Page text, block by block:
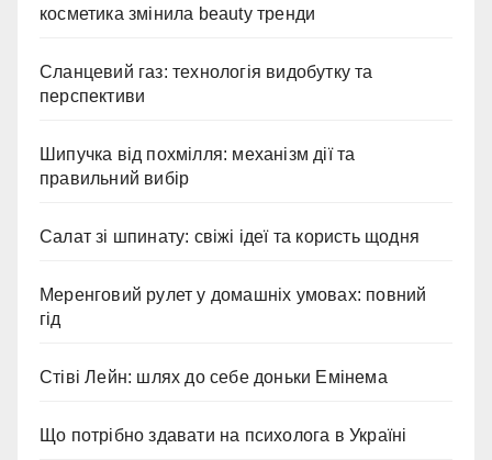
косметика змінила beauty тренди
Сланцевий газ: технологія видобутку та
перспективи
Шипучка від похмілля: механізм дії та
правильний вибір
Салат зі шпинату: свіжі ідеї та користь щодня
Меренговий рулет у домашніх умовах: повний
гід
Стіві Лейн: шлях до себе доньки Емінема
Що потрібно здавати на психолога в Україні